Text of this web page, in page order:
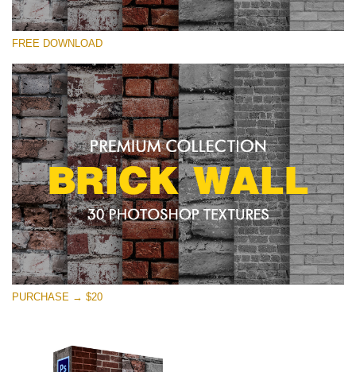
Por favor selecione
Brick Wall
(30 Textures)
Large 6000*4000px
Entire Collection
(1783 Overlays)
Large 6000*4000px
Download Grátis
FREE DOWNLOAD
PURCHASE → $20